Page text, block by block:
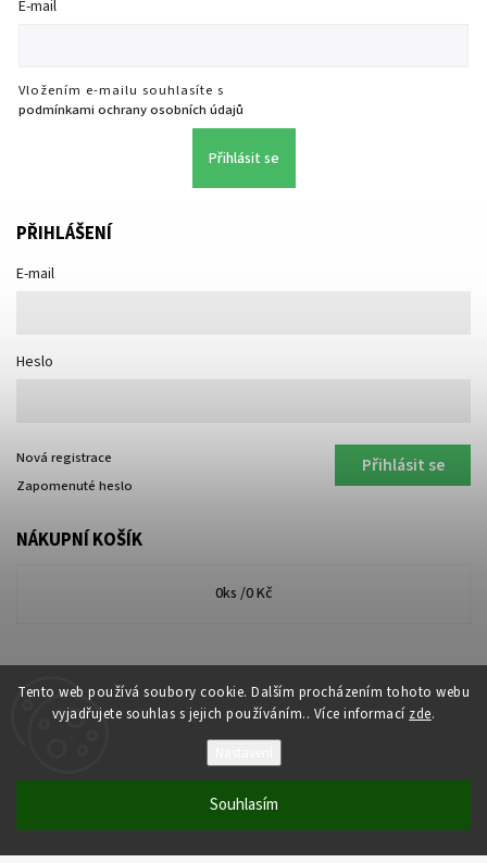
Tento web používá soubory cookie. Dalším procházením tohoto webu
vyjadřujete souhlas s jejich používáním.. Více informací zde.
Souhlasím
E-mail
Vložením e-mailu souhlasíte s
podmínkami ochrany osobních údajů
Přihlásit se
PŘIHLÁŠENÍ
E-mail
Heslo
Přihlásit se
Nová registrace
Zapomenuté heslo
NÁKUPNÍ KOŠÍK
0ks /0 Kč
Copyright 2026Lakkis Toner. Všechna práva vyhrazena.